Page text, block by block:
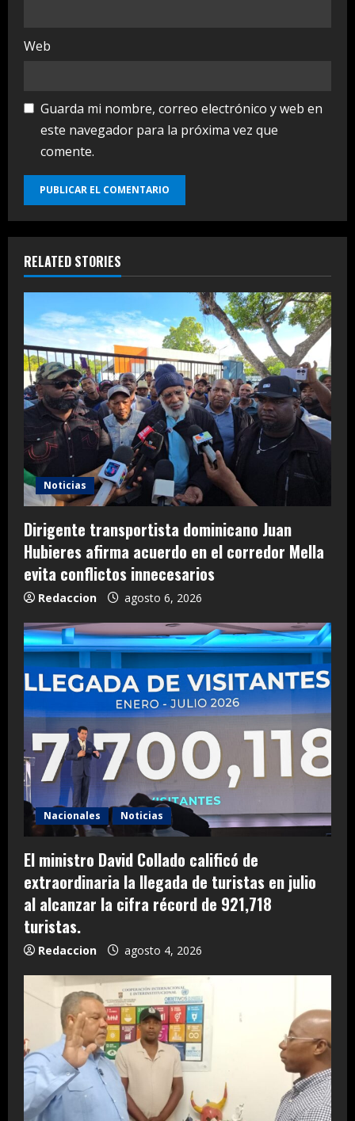
Web
Guarda mi nombre, correo electrónico y web en
este navegador para la próxima vez que
comente.
RELATED STORIES
Noticias
Dirigente transportista dominicano Juan
Hubieres afirma acuerdo en el corredor Mella
evita conflictos innecesarios
Redaccion agosto 6, 2026
Nacionales Noticias
El ministro David Collado calificó de
extraordinaria la llegada de turistas en julio
al alcanzar la cifra récord de 921,718
turistas.
Redaccion agosto 4, 2026